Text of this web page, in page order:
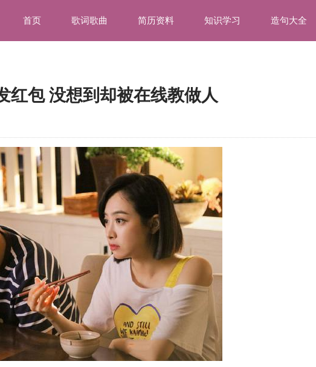
首页 歌词歌曲 简历资料 知识学习 造句大全
红包 没想到却被在线教做人